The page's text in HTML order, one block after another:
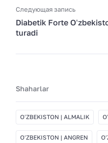
Следующая запись
Diabetik Forte
turadi
Shaharlar
OʻZBEKISTON | ALMALIK
OʻZBEKISTON | ANGREN